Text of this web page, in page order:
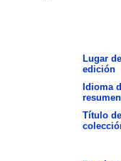
Lugar de
edición
Idioma
resumen
Título